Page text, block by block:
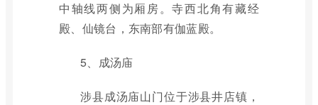
中轴线两侧为厢房。寺西北角有藏经
殿、仙镜台，东南部有伽蓝殿。
5、成汤庙
涉县成汤庙山门位于涉县井店镇，